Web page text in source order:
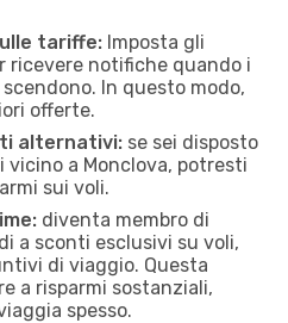
tariffe: Imposta gli
ricevere notifiche quando i
In questo modo,
offerte.
alternativi: se sei disposto
vicino a Monclova, potresti
sui voli.
diventa membro di
a sconti esclusivi su voli,
di viaggio. Questa
a risparmi sostanziali,
spesso.